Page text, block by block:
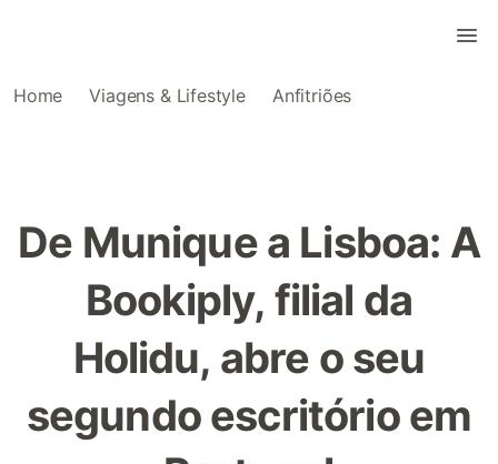
Home Viagens & Lifestyle Anfitriões
De Munique a Lisboa: A
Bookiply, filial da
Holidu, abre o seu
segundo escritório em